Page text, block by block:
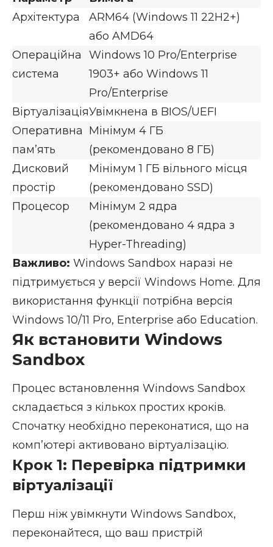
Архітектура
ARM64 (Windows 11 22H2+)
або AMD64
Операційна
система
Windows 10 Pro/Enterprise
1903+ або Windows 11
Pro/Enterprise
ВіртуалізаціяУвімкнена в BIOS/UEFI
Оперативна
пам’ять
Мінімум 4 ГБ
(рекомендовано 8 ГБ)
Дисковий
простір
Мінімум 1 ГБ вільного місця
(рекомендовано SSD)
Процесор
Мінімум 2 ядра
(рекомендовано 4 ядра з
Hyper-Threading)
Важливо: Windows Sandbox наразі не
підтримується у версії Windows Home. Для
використання функції потрібна версія
Windows 10/11 Pro, Enterprise або Education.
Як встановити Windows
Sandbox
Процес встановлення Windows Sandbox
складається з кількох простих кроків.
Спочатку необхідно переконатися, що на
комп’ютері активовано віртуалізацію.
Крок 1: Перевірка підтримки
віртуалізації
Перш ніж увімкнути Windows Sandbox,
переконайтеся, що ваш пристрій